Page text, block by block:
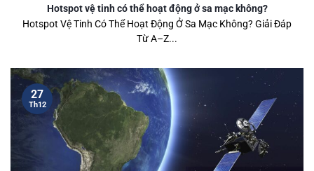
Hotspot vệ tinh có thể hoạt động ở sa mạc không?
Hotspot Vệ Tinh Có Thể Hoạt Động Ở Sa Mạc Không? Giải Đáp
Từ A–Z...
27
Th12